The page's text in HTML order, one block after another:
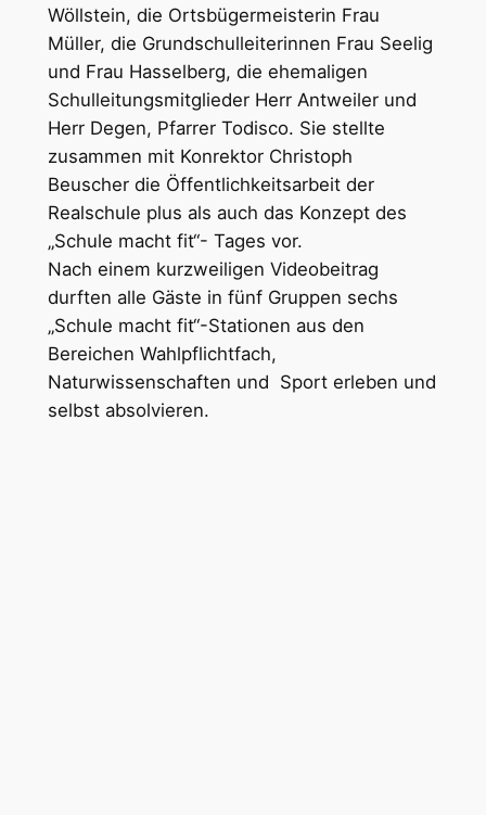
Wöllstein, die Ortsbügermeisterin Frau
Müller, die Grundschulleiterinnen Frau Seelig
und Frau Hasselberg, die ehemaligen
Schulleitungsmitglieder Herr Antweiler und
Herr Degen, Pfarrer Todisco. Sie stellte
zusammen mit Konrektor Christoph
Beuscher die Öffentlichkeitsarbeit der
Realschule plus als auch das Konzept des
„Schule macht fit“- Tages vor.
Nach einem kurzweiligen Videobeitrag
durften alle Gäste in fünf Gruppen sechs
„Schule macht fit“-Stationen aus den
Bereichen Wahlpflichtfach,
Naturwissenschaften und Sport erleben und
selbst absolvieren.